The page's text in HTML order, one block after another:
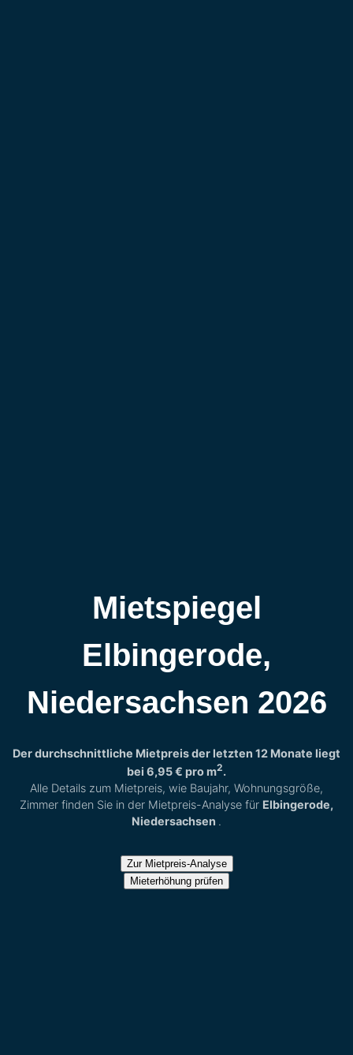
Mietspiegel
Elbingerode,
Niedersachsen 2026
Der durchschnittliche Mietpreis der letzten 12 Monate liegt
bei 6,95 € pro m2.
Alle Details zum Mietpreis, wie Baujahr, Wohnungsgröße,
Zimmer finden Sie in der Mietpreis-Analyse für Elbingerode,
Niedersachsen .
Zur Mietpreis-Analyse
Mieterhöhung prüfen